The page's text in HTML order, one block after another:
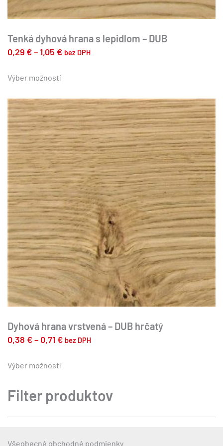
Tenká dyhová hrana s lepidlom – DUB
0,29 €–1,05 €Price
1,05 €
bez DPH
Výber možnostíprodukt
viacero
variantov.
Možnosti
si
môžete
vybrať
na
stránke
produktu.
Dyhová hrana vrstvená – DUB hrčatý
0,38 €– 0,71 €Price
0,71 €
bez DPH
Výber možnostíprodukt
viacero
variantov.
Možnosti
môžete
Filter produktov
Všeobecné obchodné podmienky